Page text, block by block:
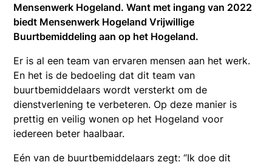
Mensenwerk Hogeland. Want met ingang van 2022
biedt Mensenwerk Hogeland Vrijwillige
Buurtbemiddeling aan op het Hogeland.
Er is al een team van ervaren mensen aan het werk.
En het is de bedoeling dat dit team van
buurtbemiddelaars wordt versterkt om de
dienstverlening te verbeteren. Op deze manier is
prettig en veilig wonen op het Hogeland voor
iedereen beter haalbaar.
Eén van de buurtbemiddelaars zegt: “Ik doe dit